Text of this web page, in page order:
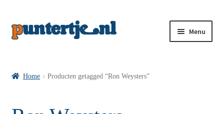
Menu
Home Producten getagged “Ron Weysters”